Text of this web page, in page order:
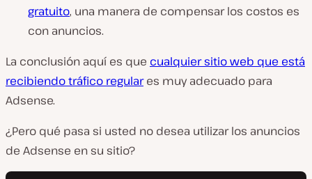
gratuito, una manera de compensar los costos es
con anuncios.
La conclusión aquí es que cualquier sitio web que está
recibiendo tráfico regulares muy adecuado para
Adsense.
¿Pero qué pasa si usted no desea utilizar los anuncios
de Adsense en su sitio?